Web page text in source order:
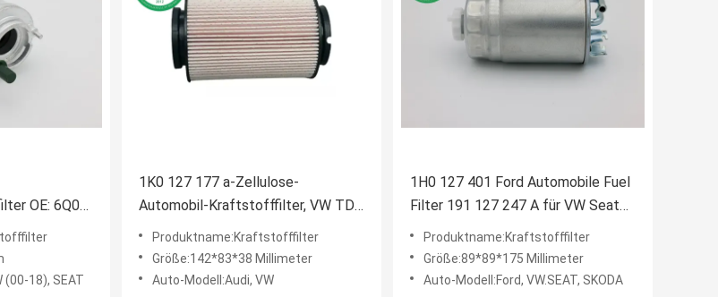
OE: 6Q0
18), SEAT
(00-18), SEAT
1K0 127 177 a-Zellulose-
Automobil-Kraftstofffilter, VW TDI
Audi Diesel Fuel Filter 1K0 127 434
Produktname:Kraftstofffilter
Größe:142*83*38 Millimeter
Auto-Modell:Audi, VW
1H0 127 401 Ford Automobile Fuel
Filter 191 127 247 A für VW Seat
Skoda
Produktname:Kraftstofffilter
Größe:89*89*175 Millimeter
Auto-Modell:Ford, VW.SEAT, SKODA